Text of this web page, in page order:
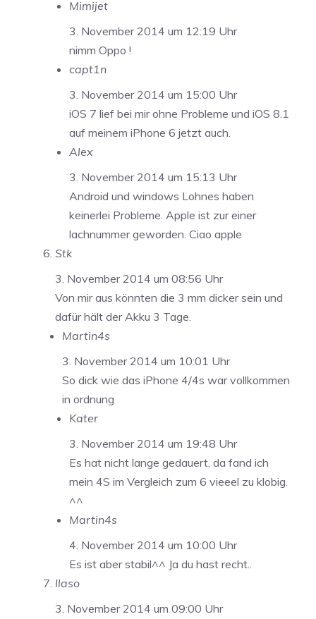
Mimijet
3. November 2014 um 12:19 Uhr
nimm Oppo !
capt1n
3. November 2014 um 15:00 Uhr
iOS 7 lief bei mir ohne Probleme und iOS 8.1
auf meinem iPhone 6 jetzt auch.
Alex
3. November 2014 um 15:13 Uhr
Android und windows Lohnes haben
keinerlei Probleme. Apple ist zur einer
lachnummer geworden. Ciao apple
Stk
3. November 2014 um 08:56 Uhr
Von mir aus könnten die 3 mm dicker sein und
dafür hält der Akku 3 Tage.
Martin4s
3. November 2014 um 10:01 Uhr
So dick wie das iPhone 4/4s war vollkommen
in ordnung
Kater
3. November 2014 um 19:48 Uhr
Es hat nicht lange gedauert, da fand ich
mein 4S im Vergleich zum 6 vieeel zu klobig.
^^
Martin4s
4. November 2014 um 10:00 Uhr
Es ist aber stabil^^ Ja du hast recht..
Ilaso
3. November 2014 um 09:00 Uhr